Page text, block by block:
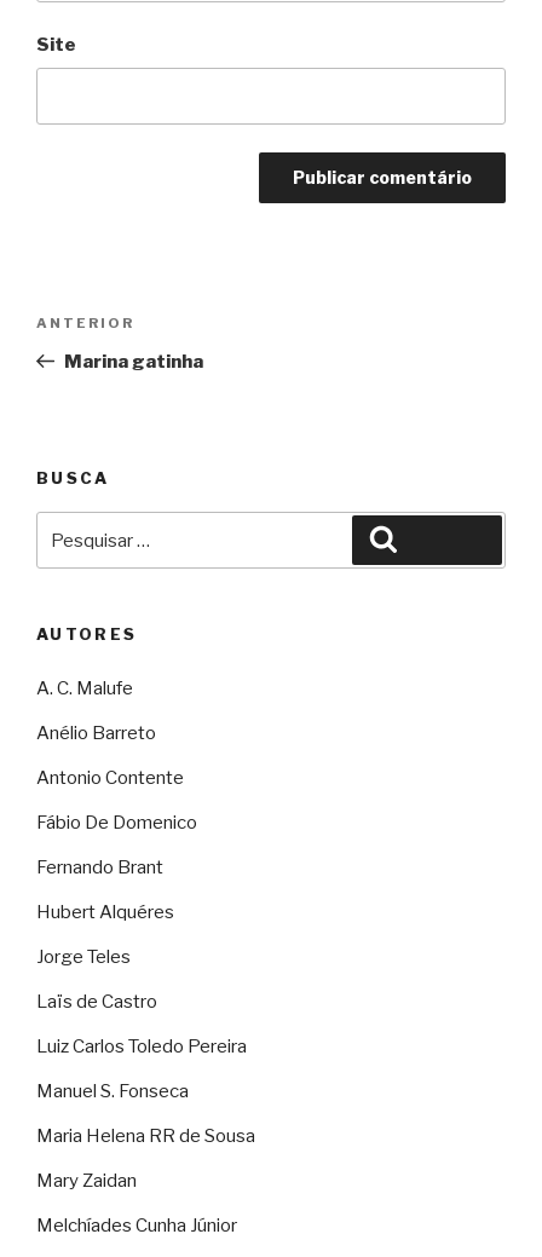
Site
Post
Anterior
ANTERIOR
Marina gatinha
BUSCA
por:
AUTORES
A. C. Malufe
Anélio Barreto
Antonio Contente
Fábio De Domenico
Fernando Brant
Hubert Alquéres
Jorge Teles
Laïs de Castro
Luiz Carlos Toledo Pereira
Manuel S. Fonseca
Maria Helena RR de Sousa
Mary Zaidan
Melchíades Cunha Júnior